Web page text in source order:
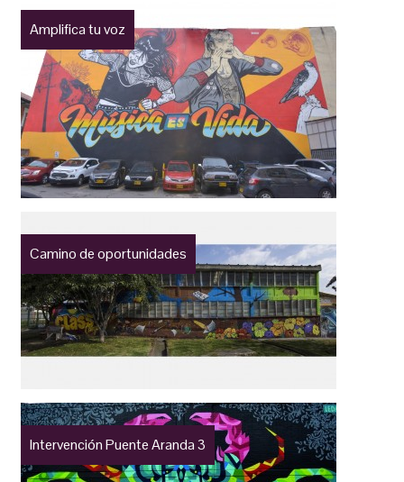
Amplifica tu voz
Camino de oportunidades
Intervención Puente Aranda 3